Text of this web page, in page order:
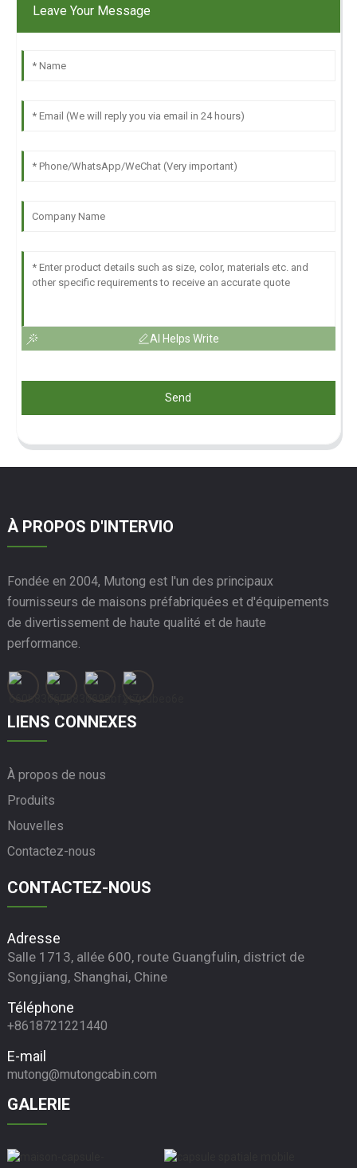
Leave Your Message
AI Helps Write
Send
À PROPOS D'INTERVIO
Fondée en 2004, Mutong est l'un des principaux
fournisseurs de maisons préfabriquées et d'équipements
de divertissement de haute qualité et de haute
performance.
LIENS CONNEXES
À propos de nous
Produits
Nouvelles
Contactez-nous
CONTACTEZ-NOUS
Adresse
Salle 1713, allée 600, route Guangfulin, district de
Songjiang, Shanghai, Chine
Téléphone
+8618721221440
E-mail
mutong@mutongcabin.com
GALERIE